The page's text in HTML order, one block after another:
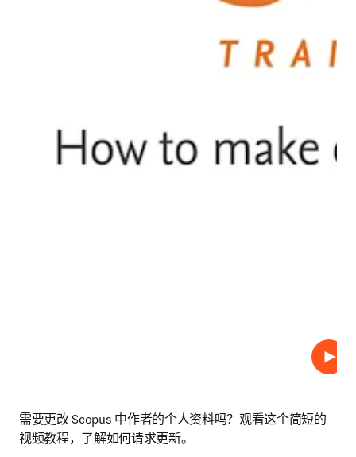
播放
需要更改 Scopus 中作者的个人资料吗？观看这个简短的
视频教程，了解如何请求更新。